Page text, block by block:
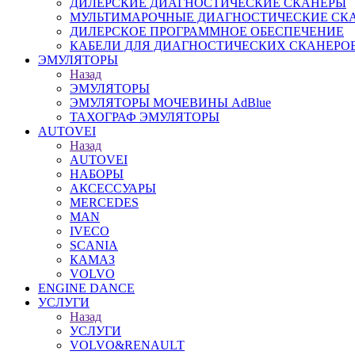
ДИЛЕРСКИЕ ДИАГНОСТИЧЕСКИЕ СКАНЕРЫ
МУЛЬТИМАРОЧНЫЕ ДИАГНОСТИЧЕСКИЕ
ДИЛЕРСКОЕ ПРОГРАММНОЕ ОБЕСПЕЧЕНИЕ
КАБЕЛИ ДЛЯ ДИАГНОСТИЧЕСКИХ
ЭМУЛЯТОРЫ
Назад
ЭМУЛЯТОРЫ
ЭМУЛЯТОРЫ МОЧЕВИНЫ АdBlue
ТАХОГРАФ ЭМУЛЯТОРЫ
AUTOVEI
Назад
AUTOVEI
НАБОРЫ
АКСЕССУАРЫ
MERCEDES
MAN
IVECO
SCANIA
КАМАЗ
VOLVO
ENGINE DANCE
УСЛУГИ
Назад
УСЛУГИ
VOLVO&RENAULT